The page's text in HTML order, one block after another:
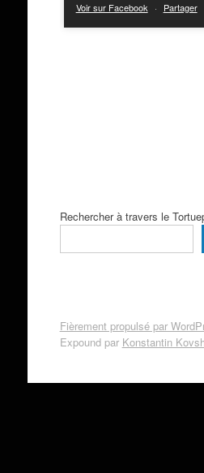
Voir sur Facebook · Partager
Rechercher à travers le
Fièrement propulsé par
Expound par Konstantin